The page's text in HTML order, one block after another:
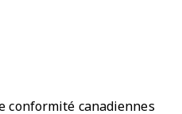
conformité canadiennes